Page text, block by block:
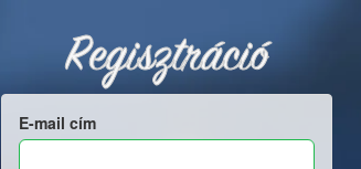
Regisztráció
E-mail cím